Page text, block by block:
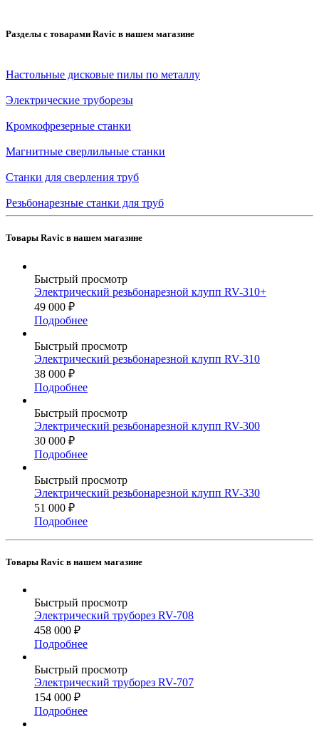
Разделы с товарами Ravic в нашем магазине
Настольные дисковые пилы по металлу
Электрические труборезы
Кромкофрезерные станки
Магнитные сверлильные станки
Станки для сверления труб
Резьбонарезные станки для труб
Товары Ravic в нашем магазине
Быстрый просмотр
Электрический резьбонарезной клупп RV-310+
49 000 ₽
Подробнее
Быстрый просмотр
Электрический резьбонарезной клупп RV-310
38 000 ₽
Подробнее
Быстрый просмотр
Электрический резьбонарезной клупп RV-300
30 000 ₽
Подробнее
Быстрый просмотр
Электрический резьбонарезной клупп RV-330
51 000 ₽
Подробнее
Товары Ravic в нашем магазине
Быстрый просмотр
Электрический труборез RV-708
458 000 ₽
Подробнее
Быстрый просмотр
Электрический труборез RV-707
154 000 ₽
Подробнее